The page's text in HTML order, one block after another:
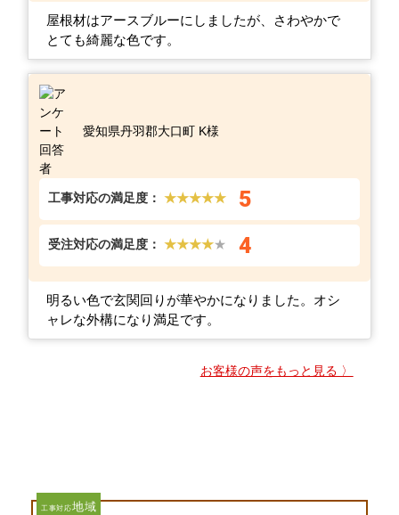
屋根材はアースブルーにしましたが、さわやかで
とても綺麗な色です。
愛知県丹羽郡大口町 K様
工事対応の満足度： ★★★★★ 5
受注対応の満足度： ★★★★★ 4
明るい色で玄関回りが華やかになりました。オシ
ャレな外構になり満足です。
お客様の声をもっと見る 〉
工事対応地域